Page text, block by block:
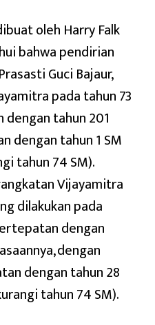
oleh Harry Falk
bahwa pendirian
Guci Bajaur,
pada tahun 73
tahun 201
dengan tahun 1 SM
tahun 74 SM).
Vijayamitra
dilakukan pada
dengan
dengan
dengan tahun 28
tahun 74 SM).